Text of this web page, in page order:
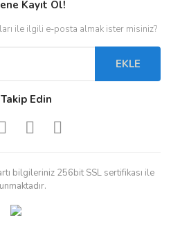
Kayıt Ol!
ile ilgili e-posta almak ister misiniz?
EKLE
Edin
bilgileriniz 256bit SSL sertifikası ile